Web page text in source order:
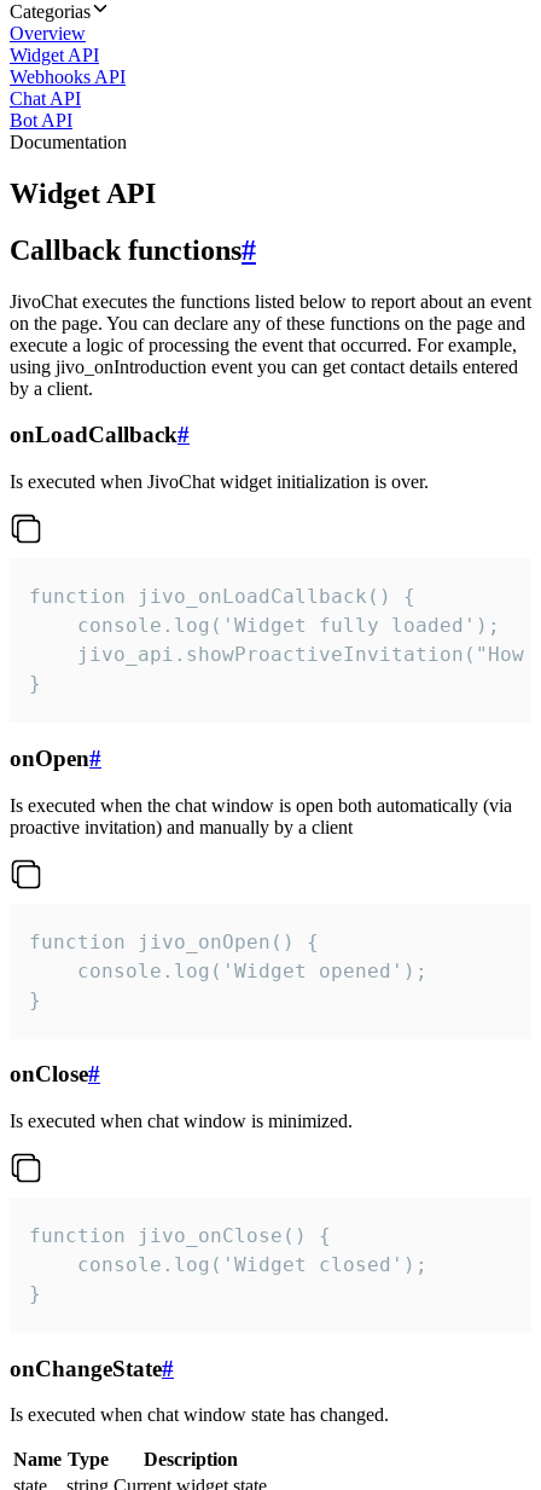
Categorias
Overview
Widget API
Webhooks API
Chat API
Bot API
Documentation
Widget API
Callback functions#
JivoChat executes the functions listed below to report about an event
on the page. You can declare any of these functions on the page and
execute a logic of processing the event that occurred. For example,
using jivo_onIntroduction event you can get contact details entered
by a client.
onLoadCallback#
Is executed when JivoChat widget initialization is over.
function jivo_onLoadCallback() {
    console.log('Widget fully loaded');
jivo_api.showProactiveInvitation("How
}
onOpen#
Is executed when the chat window is open both automatically (via
proactive invitation) and manually by a client
function jivo_onOpen() {
    console.log('Widget opened');
}
onClose#
Is executed when chat window is minimized.
function jivo_onClose() {
    console.log('Widget closed');
}
onChangeState#
Is executed when chat window state has changed.
Name Type
Description